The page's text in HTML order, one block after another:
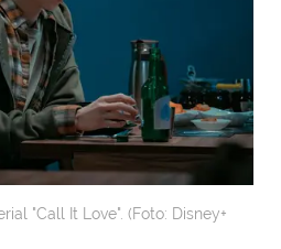
"Call It Love". (Foto: Disney+